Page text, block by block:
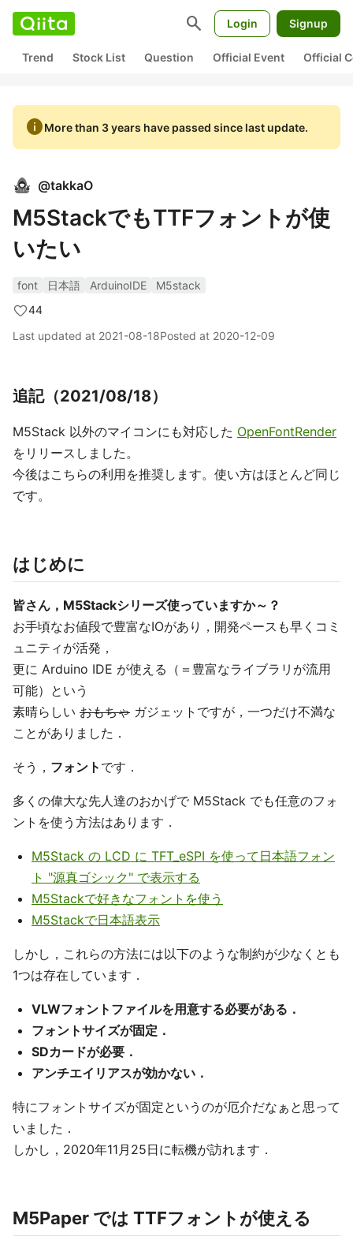
search Login Signup
Trend Stock List Question Official Event Official
infoMore than 3 years have passed since last update.
@takkaO
M5StackでもTTFフォントが使
いたい
font 日本語 ArduinoIDE
M5stack
44
Last updated at 2021-08-18Posted at 2020-12-09
追記（2021/08/18）
M5Stack 以外のマイコンにも対応した OpenFontRender
をリリースしました。
今後はこちらの利用を推奨します。使い方はほとんど同じ
です。
はじめに
皆さん，M5Stackシリーズ使っていますか～？
お手頃なお値段で豊富なIOがあり，開発ペースも早くコミ
ュニティが活発，
更に Arduino IDE が使える（＝豊富なライブラリが流用
可能）という
素晴らしい おもちゃ ガジェットですが，一つだけ不満な
ことがありました．
そう， フォント です．
多くの偉大な先人達のおかげで M5Stack でも任意のフォ
ントを使う方法はあります．
M5Stack の LCD に TFT_eSPI を使って日本語フォン
ト "源真ゴシック" で表示する
M5Stackで好きなフォントを使う
M5Stackで日本語表示
しかし，これらの方法には以下のような制約が少なくとも
1つは存在しています．
VLWフォントファイルを用意する必要がある．
フォントサイズが固定．
SDカードが必要．
アンチエイリアスが効かない．
特にフォントサイズが固定というのが厄介だなぁと思って
いました．
しかし，2020年11月25日に転機が訪れます．
M5Paper では TTFフォントが使える